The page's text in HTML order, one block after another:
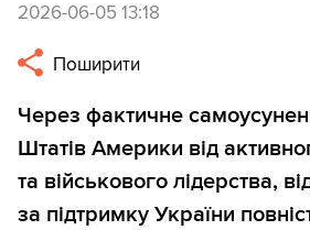
2026-06-05 13:18
Поширити
Через фактичне
Штатів Америки від
та військового лідерства,
за підтримку України